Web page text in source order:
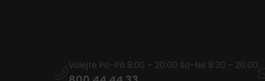
Volejte Po–Pá 8:00 – 20:00 So–Ne 8:30 – 20:00